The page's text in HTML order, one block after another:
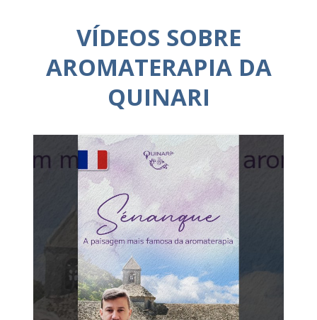
VÍDEOS SOBRE
AROMATERAPIA DA
QUINARI